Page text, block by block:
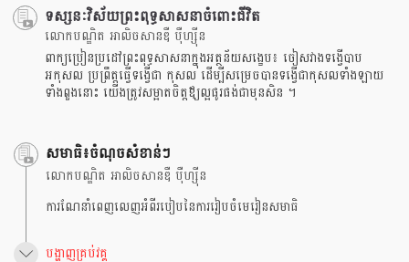
ទស្សនៈវិស័យព្រះពុទ្ធសាសនាចំពោះជីវិត
លោកបណ្ឌិត អាលិចសានឌឺ បុឺហ្សុីន
ពាក្យប្រៀនប្រដៅព្រះពុទ្ធសាសនាក្នុងអត្ថន័យសង្ខេប៖ ចៀសវាងទង្វើបាប
អកុសល ប្រព្រឹត្តធ្វើទង្វើជា កុសល ដើម្បីសម្រេចបានទង្វើជាកុសលទាំងឡាយ
ទាំងពួងនោះ យើងត្រូវសម្អាតចិត្តឪ្យល្អផូរផង់ជាមុនសិន ។
សមាធិ៖ចំណុចសំខាន់ៗ
លោកបណ្ឌិត អាលិចសានឌឺ បុឺហ្សុីន
ការណែនាំពេញលេញអំពីរបៀបនៃការរៀបចំមេរៀនសមាធិ
បង្ហាញគ្រប់វគ្គ